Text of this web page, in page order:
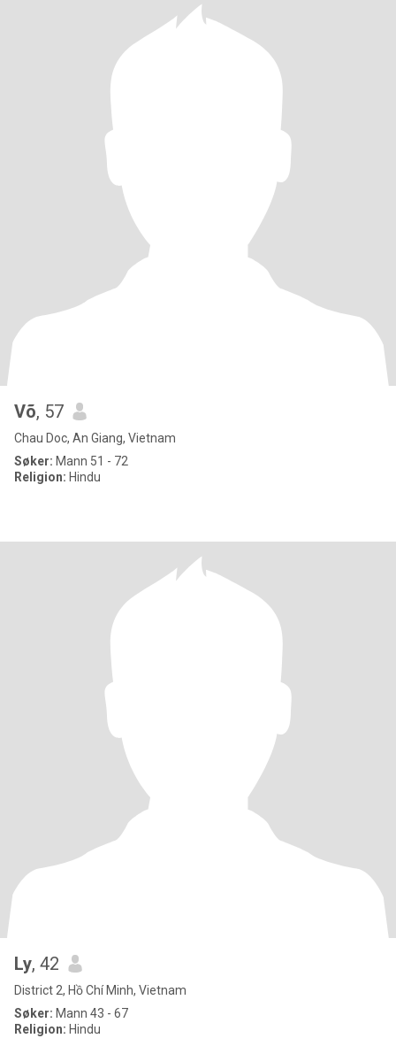
Võ, 57
Chau Doc, An Giang, Vietnam
Søker: Mann 51 - 72
Religion: Hindu
Ly, 42
District 2, Hồ Chí Minh, Vietnam
Søker: Mann 43 - 67
Religion: Hindu